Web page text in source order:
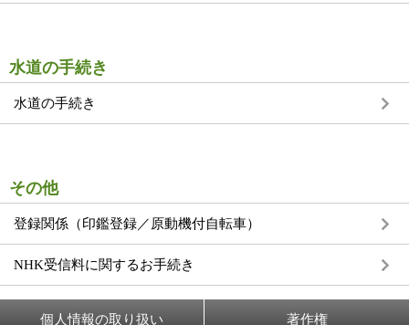
水道の手続き
水道の手続き
その他
登録関係（印鑑登録／原動機付自転車）
NHK受信料に関するお手続き
個人情報の取り扱い 著作権